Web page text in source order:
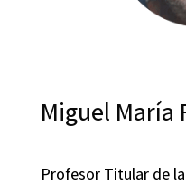
Miguel María
Profesor Titular de